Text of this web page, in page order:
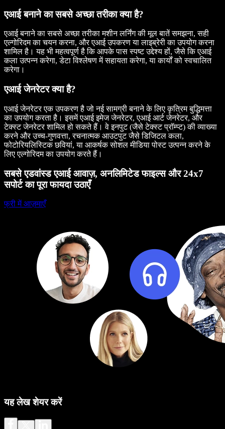
एआई बनाने का सबसे अच्छा तरीका क्या है?
एआई बनाने का सबसे अच्छा तरीका मशीन लर्निंग की मूल बातें समझना, सही
एल्गोरिदम का चयन करना, और एआई उपकरण या लाइब्रेरी का उपयोग करना
शामिल है। यह भी महत्वपूर्ण है कि आपके पास स्पष्ट उद्देश्य हों, जैसे कि एआई
कला उत्पन्न करेगा, डेटा विश्लेषण में सहायता करेगा, या कार्यों को स्वचालित
करेगा।
एआई जेनरेटर क्या है?
एआई जेनरेटर एक उपकरण है जो नई सामग्री बनाने के लिए कृत्रिम बुद्धिमत्ता
का उपयोग करता है। इसमें एआई इमेज जेनरेटर, एआई आर्ट जेनरेटर, और
टेक्स्ट जेनरेटर शामिल हो सकते हैं। वे इनपुट (जैसे टेक्स्ट प्रॉम्प्ट) की व्याख्या
करने और उच्च-गुणवत्ता, रचनात्मक आउटपुट जैसे डिजिटल कला,
फोटोरियलिस्टिक छवियां, या आकर्षक सोशल मीडिया पोस्ट उत्पन्न करने के
लिए एल्गोरिदम का उपयोग करते हैं।
सबसे एडवांस्ड एआई आवाज़, अनलिमिटेड फाइल्स और 24x7
सपोर्ट का पूरा फायदा उठाएँ
फ्री में आज़माएँ
यह लेख शेयर करें